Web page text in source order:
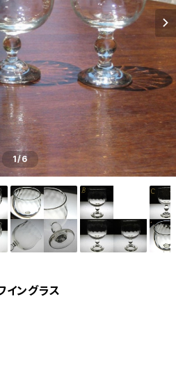
1/6
イングラス